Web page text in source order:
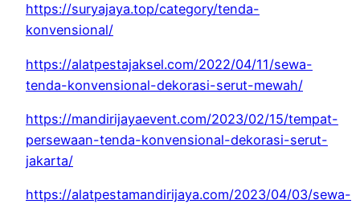
https://suryajaya.top/category/tenda-
konvensional/
https://alatpestajaksel.com/2022/04/11/sewa-
tenda-konvensional-dekorasi-serut-mewah/
https://mandirijayaevent.com/2023/02/15/tempat-
persewaan-tenda-konvensional-dekorasi-serut-
jakarta/
https://alatpestamandirijaya.com/2023/04/03/sewa-